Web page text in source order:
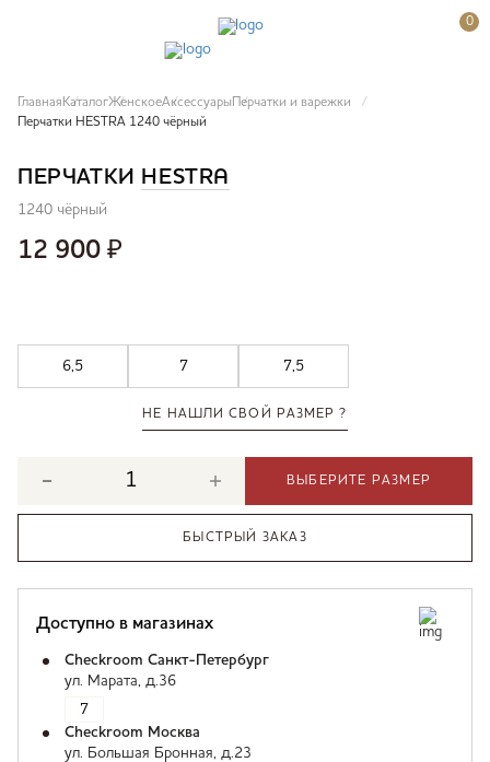
0
Главная КаталогЖенскоеАксессуары Перчатки и варежки
Перчатки HESTRA 1240 чёрный
ПЕРЧАТКИ HESTRA
1240 чёрный
12 900 ₽
НЕ НАШЛИ СВОЙ РАЗМЕР ?
6,5 7 7,5
ВЫБЕРИТЕ РАЗМЕР
БЫСТРЫЙ ЗАКАЗ
Доступно в магазинах
Checkroom Санкт-Петербург
ул. Марата, д.36
7
Checkroom Москва
ул. Большая Бронная, д.23